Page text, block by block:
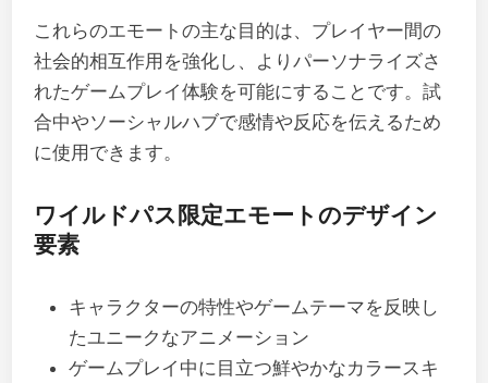
これらのエモートの主な目的は、プレイヤー間の
社会的相互作用を強化し、よりパーソナライズさ
れたゲームプレイ体験を可能にすることです。試
合中やソーシャルハブで感情や反応を伝えるため
に使用できます。
ワイルドパス限定エモートのデザイン
要素
キャラクターの特性やゲームテーマを反映し
たユニークなアニメーション
ゲームプレイ中に目立つ鮮やかなカラースキ